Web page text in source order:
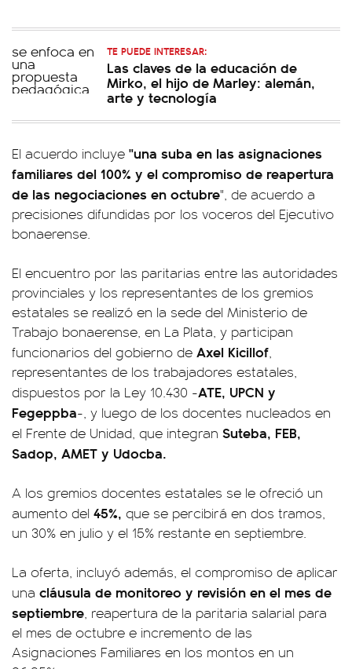
TE PUEDE INTERESAR:
Las claves de la educación de
Mirko, el hijo de Marley: alemán,
arte y tecnología
El acuerdo incluye "una suba en las asignaciones
familiares del 100% y el compromiso de reapertura
de las negociaciones en octubre", de acuerdo a
precisiones difundidas por los voceros del Ejecutivo
bonaerense.
El encuentro por las paritarias entre las autoridades
provinciales y los representantes de los gremios
estatales se realizó en la sede del Ministerio de
Trabajo bonaerense, en La Plata, y participan
funcionarios del gobierno de Axel Kicillof,
representantes de los trabajadores estatales,
dispuestos por la Ley 10.430 -ATE, UPCN y
Fegeppba-, y luego de los docentes nucleados en
el Frente de Unidad, que integran Suteba, FEB,
Sadop, AMET y Udocba.
A los gremios docentes estatales se le ofreció un
aumento del 45%, que se percibirá en dos tramos,
un 30% en julio y el 15% restante en septiembre.
La oferta, incluyó además, el compromiso de aplicar
una cláusula de monitoreo y revisión en el mes de
septiembre, reapertura de la paritaria salarial para
el mes de octubre e incremento de las
Asignaciones Familiares en los montos en un